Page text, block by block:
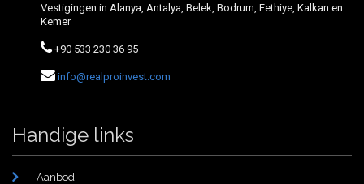
Vestigingen in Alanya, Antalya, Belek, Bodrum, Fethiye, Kalkan en
Kemer
+90 533 230 36 95
info@realproinvest.com
Handige links
Aanbod